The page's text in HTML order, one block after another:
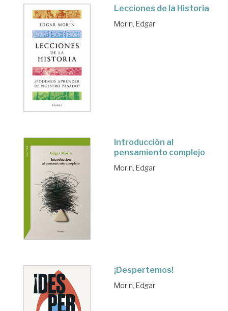
Lecciones de la Historia
Morin, Edgar
Introducción al
pensamiento complejo
Morin, Edgar
¡Despertemos!
Morin, Edgar